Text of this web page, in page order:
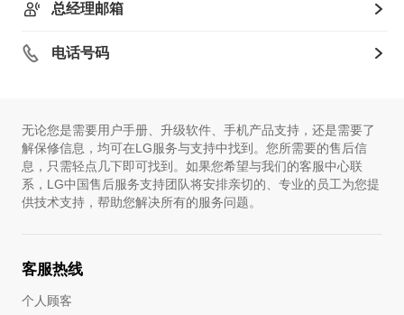
总经理邮箱
电话号码
无论您是需要用户手册、升级软件、手机产品支持，还是需要了
解保修信息，均可在LG服务与支持中找到。您所需要的售后信
息，只需轻点几下即可找到。如果您希望与我们的客服中心联
系，LG中国售后服务支持团队将安排亲切的、专业的员工为您提
供技术支持，帮助您解决所有的服务问题。
客服热线
个人顾客